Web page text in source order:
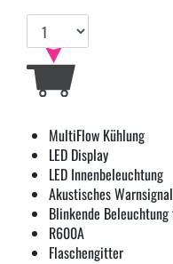
MultiFlow Kühlung
LED Display
LED Innenbeleuchtung
Akustisches
Blinkende
R600A
Flaschengitter